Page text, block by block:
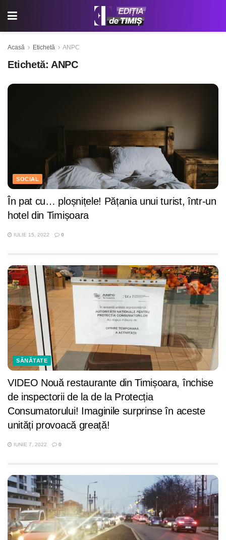
Acasă Etichetă ANPC
Etichetă: ANPC
SOCIAL
În pat cu… ploșnițele! Pățania unui turist, într-un
hotel din Timișoara
IULIE 15, 2022 0
SĂNĂTATE
VIDEO Nouă restaurante din Timișoara, închise
de inspectorii de la de la Protecția
Consumatorului! Imaginile surprinse în aceste
unități provoacă greață!
IUNIE 7, 2022 0